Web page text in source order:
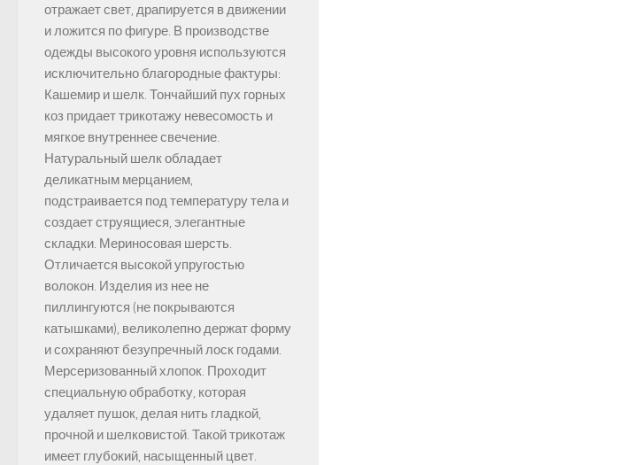
отражает свет, драпируется в движении
и ложится по фигуре. В производстве
одежды высокого уровня используются
исключительно благородные фактуры:
Кашемир и шелк. Тончайший пух горных
коз придает трикотажу невесомость и
мягкое внутреннее свечение.
Натуральный шелк обладает
деликатным мерцанием,
подстраивается под температуру тела и
создает струящиеся, элегантные
складки. Мериносовая шерсть.
Отличается высокой упругостью
волокон. Изделия из нее не
пиллингуются (не покрываются
катышками), великолепно держат форму
и сохраняют безупречный лоск годами.
Мерсеризованный хлопок. Проходит
специальную обработку, которая
удаляет пушок, делая нить гладкой,
прочной и шелковистой. Такой трикотаж
имеет глубокий, насыщенный цвет.